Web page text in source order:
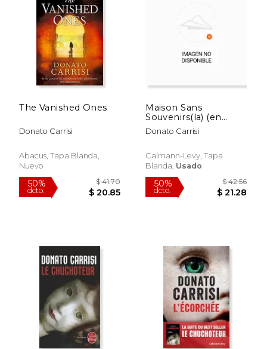
dcto. $ 18.54 dcto.
The Vanished Ones
Donato Carrisi
Abacus, Tapa Blanda,
Nuevo
Maison Sans
Souvenirs(la) (en
Francés)
Donato Carrisi
Calmann-Levy, Tapa
Blanda, Usado